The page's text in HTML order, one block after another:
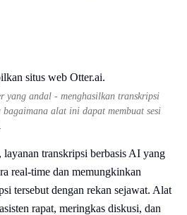
yang andal - menghasilkan transkripsi
alat ini dapat membuat sesi
transkripsi berbasis AI yang
real-time dan memungkinkan
tersebut dengan rekan sejawat. Alat
rapat, meringkas diskusi, dan